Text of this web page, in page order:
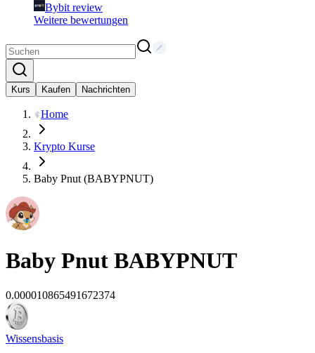
Bybit review
Weitere bewertungen
Kurs Kaufen Nachrichten
Home
Krypto Kurse
Baby Pnut (BABYPNUT)
Baby Pnut BABYPNUT
0.000010865491672374
Wissensbasis